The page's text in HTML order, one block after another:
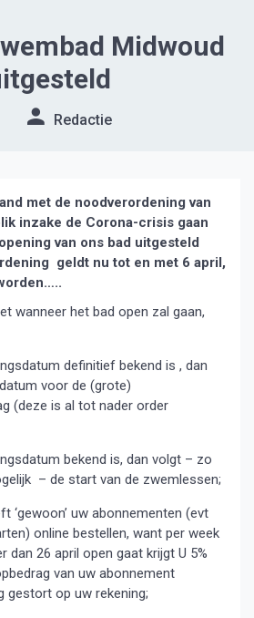
Midwoud
Redactie
met de noodverordening van
inzake de Corona-crisis gaan
van ons bad uitgesteld
geldt nu tot en met 6 april,
wanneer het bad open zal gaan,
definitief bekend is , dan
voor de (grote)
(deze is al tot nader order
bekend is, dan volgt – zo
– de start van de zwemlessen;
‘gewoon’ uw abonnementen (evt
online bestellen, want per week
dan 26 april open gaat krijgt U 5%
van uw abonnement
gestort op uw rekening;